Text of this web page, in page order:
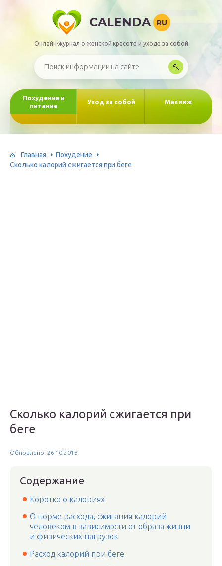
CALENDA RU
Онлайн-журнал о женской красоте и уходе за собой
Похудение и
питание
Уход за собой Макияж
Главная
Похудение
Сколько калорий сжигается при беге
Сколько калорий сжигается при
беге
Обновлено: 26.10.2018
Содержание
Коротко о калориях
О норме расхода, сжигания калорий
человеком в зависимости от образа жизни
и физических нагрузок
Расход калорий при беге